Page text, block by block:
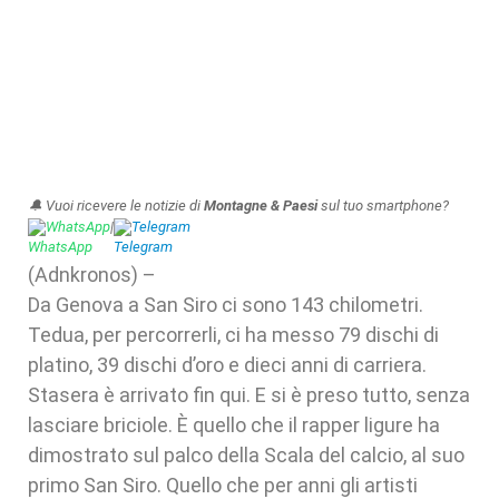
🔔 Vuoi ricevere le notizie di Montagne & Paesisul tuo smartphone?
WhatsApp| Telegram
(Adnkronos) –
Da Genova a San Siro ci sono 143 chilometri.
Tedua, per percorrerli, ci ha messo 79 dischi di
platino, 39 dischi d’oro e dieci anni di carriera.
Stasera è arrivato fin qui. E si è preso tutto, senza
lasciare briciole. È quello che il rapper ligure ha
dimostrato sul palco della Scala del calcio, al suo
primo San Siro. Quello che per anni gli artisti